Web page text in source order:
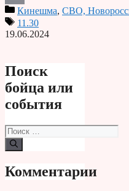
PrintКинешма, СВО,
11.30
19.06.2024
Поиск
бойца или
события
Поиск:
Комментарии